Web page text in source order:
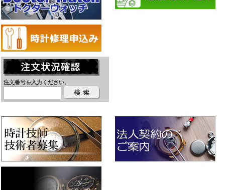
注文番号を入力ください。